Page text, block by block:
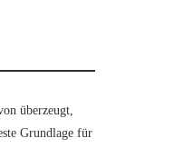
überzeugt,
Grundlage für